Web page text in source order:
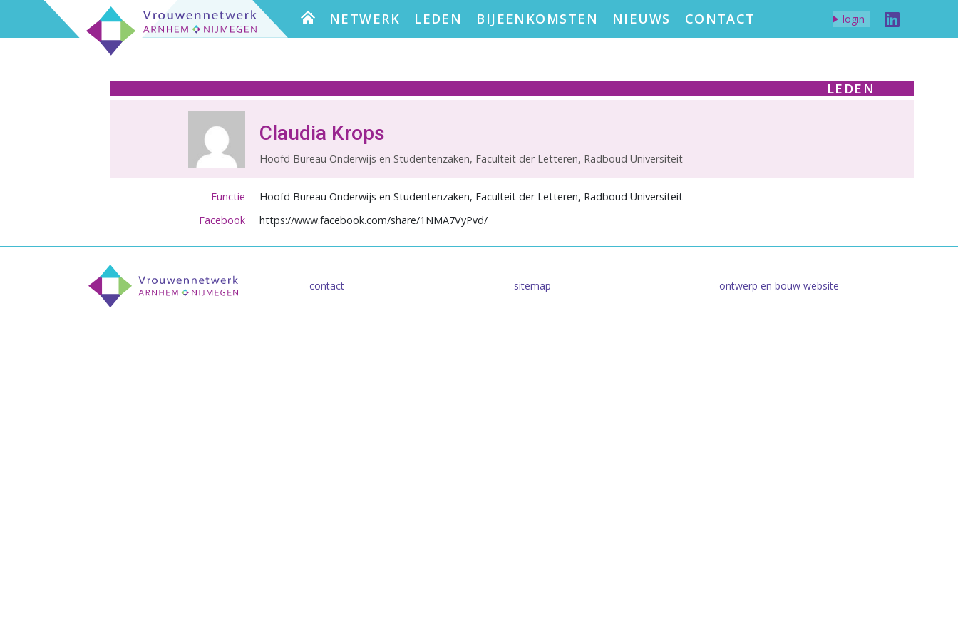
NETWERK LEDEN BIJEENKOMSTEN NIEUWS CONTACT login
LEDEN
Claudia Krops
Hoofd Bureau Onderwijs en Studentenzaken, Faculteit der Letteren, Radboud Universiteit
Functie
Hoofd Bureau Onderwijs en Studentenzaken, Faculteit der Letteren, Radboud Universiteit
Facebook
https://www.facebook.com/share/1NMA7VyPvd/
contact sitemap ontwerp en bouw website